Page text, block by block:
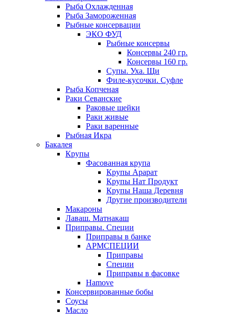
Рыба Охлажденная
Рыба Замороженная
Рыбные консервации
ЭКО ФУД
Рыбные консервы
Консервы 240 гр.
Консервы 160 гр.
Супы. Уха. Щи
Филе-кусочки. Суфле
Рыба Копченая
Раки Севанские
Раковые шейки
Раки живые
Раки варенные
Рыбная Икра
Бакалея
Крупы
Фасованная крупа
Крупы Арарат
Крупы Нат Продукт
Крупы Наша Деревня
Другие производители
Макароны
Лаваш. Матнакаш
Приправы. Специи
Приправы в банке
АРМСПЕЦИИ
Приправы
Специи
Приправы в фасовке
Hamove
Консервированные бобы
Соусы
Масло